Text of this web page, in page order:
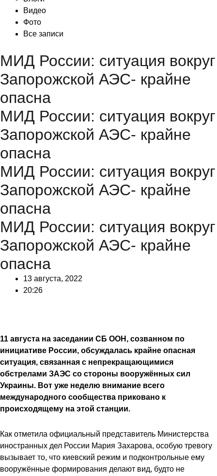
Видео
Фото
Все записи
МИД России: ситуация вокруг
Запорожской АЭС- крайне
опасна
МИД России: ситуация вокруг
Запорожской АЭС- крайне
опасна
МИД России: ситуация вокруг
Запорожской АЭС- крайне
опасна
МИД России: ситуация вокруг
Запорожской АЭС- крайне
опасна
13 августа, 2022
20:26
11 августа на заседании СБ ООН, созванном по
инициативе России, обсуждалась крайне опасная
ситуация, связанная с непрекращающимися
обстрелами ЗАЭС со стороны вооружённых сил
Украины. Вот уже неделю внимание всего
международного сообщества приковано к
происходящему на этой станции.
Как отметила официальный представитель Министерства
иностранных дел России Мария Захарова, особую тревогу
вызывает то, что киевский режим и подконтрольные ему
вооружённые формирования делают вид, будто не